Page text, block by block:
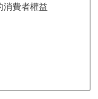
消費者權益